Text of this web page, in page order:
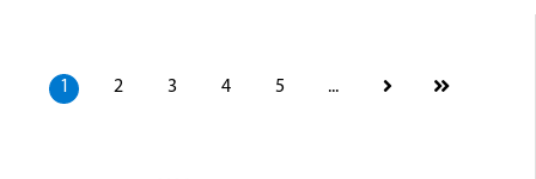
1 2 3 4 5 ...